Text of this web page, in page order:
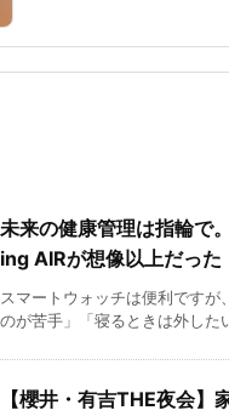
未来の健康管理は指輪で
ing AIRが想像以上だった
スマートウォッチは便利ですが
のが苦手」「寝るときは外した
【櫻井・有吉THE夜会】